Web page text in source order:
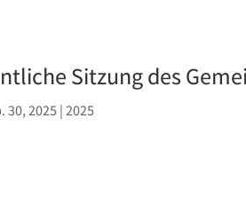
Sitzung des
30, 2025 |2025